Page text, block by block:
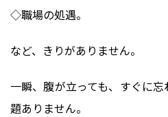
◇職場の処遇。
など、きりがありません。
一瞬、腹が立っても、すぐに
題ありません。